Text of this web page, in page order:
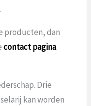
producten, dan
contact pagina.
Drie
kan worden